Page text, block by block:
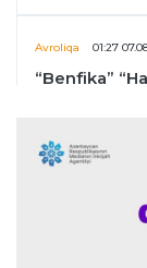
Avroliqa 01:27
“Benfika”
İspaniya L.L.
"Barselona"